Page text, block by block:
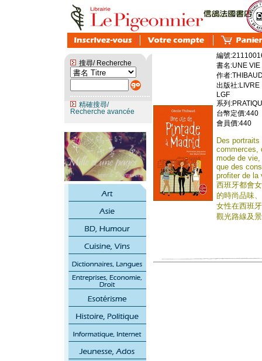
搜尋/ Recherche
精確搜尋/
Recherche avancée
編號
書名:UNE VIE
作者
出版社:LIVRE
LGF
系列
台幣定價:440
會員價:440
Des
commerces,
mode de
que des
profiter de la
西班牙都會
的時尚品味
女性在西班
觀光路線及